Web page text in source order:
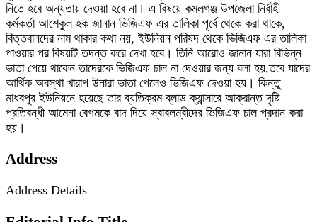
নিতে হবে অন্যতায় দেওয়া হবে না। এ বিষয়ে কমলগঞ্জ উপজেলা নির্বাহী
কর্মকর্তা আশেকুল হক জানান ভিজিএফ এর তালিকা পৃর্বে থেকে করা থাকে,
বিত্তবানদের নাম থাকার কথা নয়, ইউনিয়ন পরিষদ থেকে ভিজিএফ এর তালিকা
পাওয়ার পর বিষয়টি তদন্ত করে দেখা হবে। তিনি আরোও জানান যারা বিভিন্ন
ভাতা পেয়ে থাকেন তাদেরকে ভিজিএফ চাল না দেওয়ার জন্য বলা হয়,তবে যাদের
আর্থিক অবস্থা খারাপ উনারা ভাতা পেলেও ভিজিএফ দেওয়া হয়। কিন্তু
মাধবপুর ইউনিয়নে হয়েছে তার ব্যতিক্রম ব্লাড ক্যান্সারে আক্রান্ত দৃষ্টি
প্রতিবন্ধী আমেনা বেগমকে বাদ দিয়ে স্বাবলম্বীদের ভিজিএফ চাল প্রদান করা
হয়।
Address
Address Details